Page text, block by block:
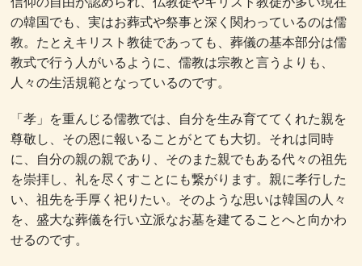
の韓国でも、実はお葬式や祭事と深く関わっているのは儒
教。たとえキリスト教徒であっても、葬儀の基本部分は儒
教式で行う人がいるように、儒教は宗教と言うよりも、
人々の生活規範となっているのです。
「孝」を重んじる儒教では、自分を生み育ててくれた親を
尊敬し、その恩に報いることがとても大切。それは同時
に、自分の親の親であり、そのまた親でもある代々の祖先
を崇拝し、礼を尽くすことにも繋がります。親に孝行した
い、祖先を手厚く祀りたい。そのような思いは韓国の人々
を、盛大な葬儀を行い立派なお墓を建てることへと向かわ
せるのです。